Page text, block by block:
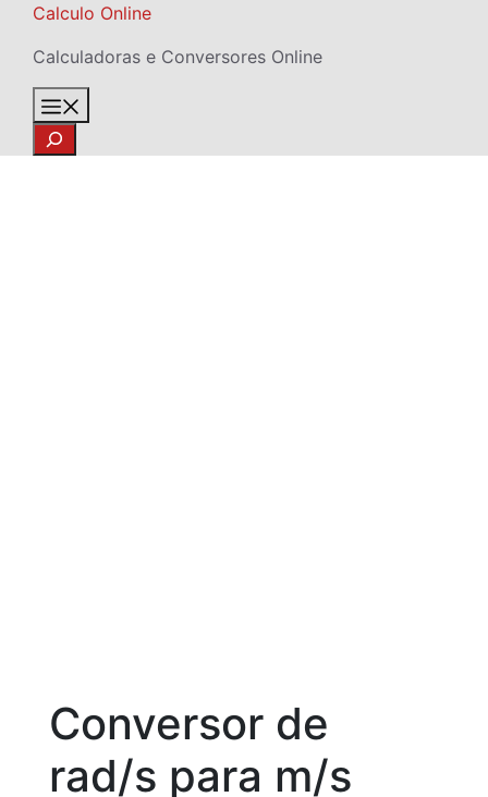
Skip
content
Calculo Online
Calculadoras e Conversores Online
Search
Conversor de
rad/s para m/s